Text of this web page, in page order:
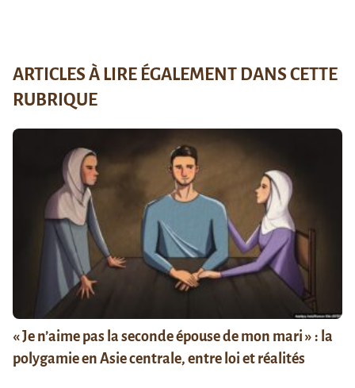
ARTICLES À LIRE ÉGALEMENT DANS CETTE
RUBRIQUE
« Je n’aime pas la seconde épouse de mon mari » : la
polygamie en Asie centrale, entre loi et réalités